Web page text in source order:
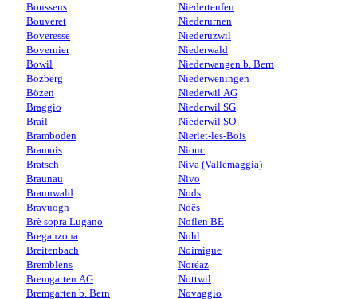
Boussens
Bouveret
Boveresse
Bovernier
Bowil
Bözberg
Bözen
Braggio
Brail
Bramboden
Bramois
Bratsch
Braunau
Braunwald
Bravuogn
Brè sopra Lugano
Breganzona
Breitenbach
Bremblens
Bremgarten AG
Bremgarten b. Bern
Niederteufen
Niederurnen
Niederuzwil
Niederwald
Niederwangen b. Bern
Niederweningen
Niederwil AG
Niederwil SG
Niederwil SO
Nierlet-les-Bois
Niouc
Niva (Vallemaggia)
Nivo
Nods
Noës
Noflen BE
Nohl
Noiraigue
Noréaz
Nottwil
Novaggio